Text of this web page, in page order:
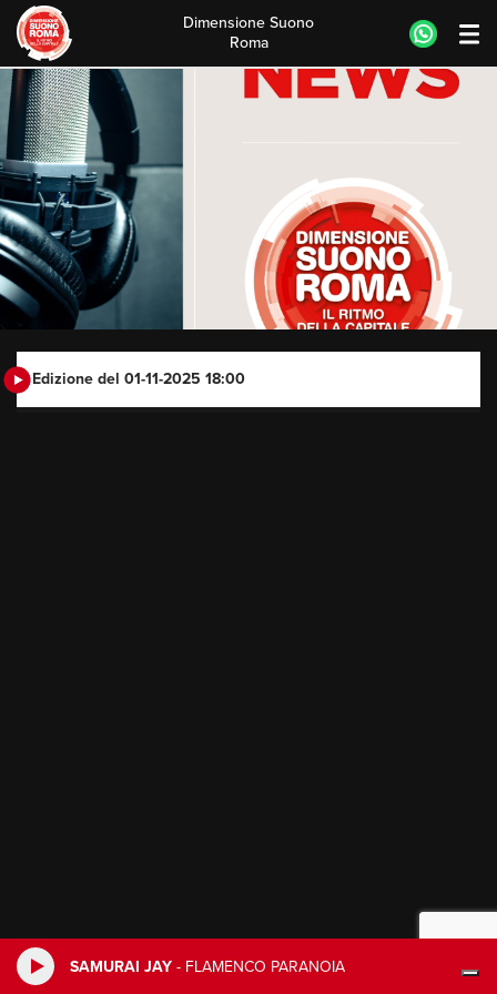
SAMURAI JAY - FLAMENCO PARANOIA
Skip
to
content
Dimensione Suono
Roma
Edizione del 01-11-2025 18:00